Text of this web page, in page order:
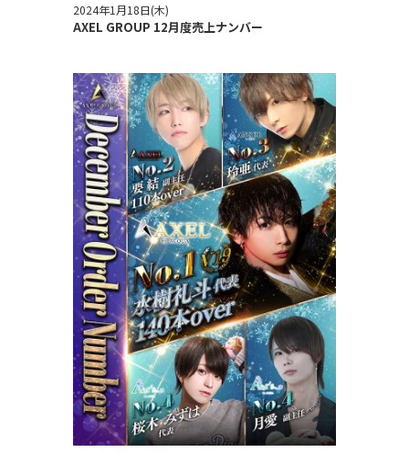
2024年1月18日(木)
AXEL GROUP 12月度売上ナンバー